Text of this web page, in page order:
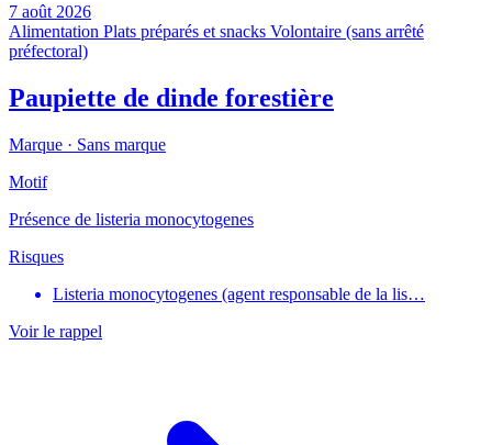
7 août 2026
Alimentation Plats préparés et snacks Volontaire (sans arrêté
préfectoral)
Paupiette de dinde forestière
Marque · Sans marque
Motif
Présence de listeria monocytogenes
Risques
Listeria monocytogenes (agent responsable de la lis…
Voir le rappel